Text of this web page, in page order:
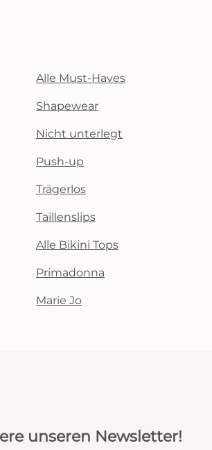
Alle Must-Haves
Shapewear
Nicht unterlegt
Push-up
Trägerlos
Taillenslips
Alle Bikini Tops
Primadonna
Marie Jo
unseren Newsletter!